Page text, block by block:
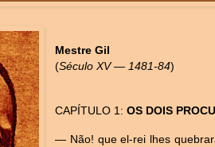
Mestre Gil
(Século XV — 1481-84)
CAPÍTULO 1:OS DOIS
— Não! que el-rei lhes